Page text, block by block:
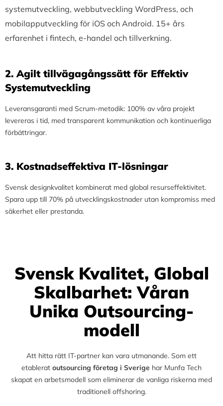
systemutveckling, webbutveckling WordPress, och
mobilapputveckling för iOS och Android. 15+ års
erfarenhet i fintech, e-handel och tillverkning.
2.⁠ ⁠Agilt tillvägagångssätt för Effektiv
Systemutveckling
Leveransgaranti med Scrum-metodik: 100% av våra projekt
levereras i tid, med transparent kommunikation och kontinuerliga
förbättringar.
3.⁠ ⁠Kostnadseffektiva IT-lösningar
Svensk designkvalitet kombinerat med global resurseffektivitet.
Spara upp till 70% på utvecklingskostnader utan kompromiss med
säkerhet eller prestanda.
Svensk Kvalitet, Global
Skalbarhet: Våran
Unika Outsourcing-
modell
Att hitta rätt IT-partner kan vara utmanande. Som ett
etablerat outsourcing företag i Sverige har Munfa Tech
skapat en arbetsmodell som eliminerar de vanliga riskerna med
traditionell offshoring.